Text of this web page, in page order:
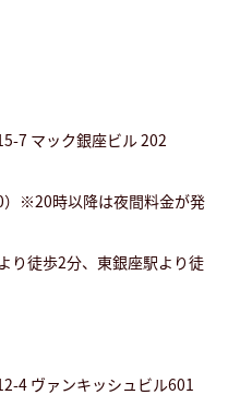
7 マック銀座ビル 202
）※20時以降は夜間料金が発
り徒歩2分、東銀座駅より徒
4 ヴァンキッシュビル601